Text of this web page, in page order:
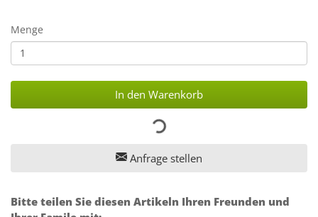
Menge
In den Warenkorb
Anfrage stellen
Bitte teilen Sie diesen Artikeln Ihren Freunden und